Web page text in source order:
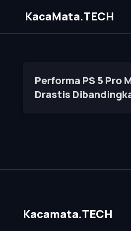
KacaMata.TECH
Performa PS 5 Pro
Drastis
Kacamata.TECH